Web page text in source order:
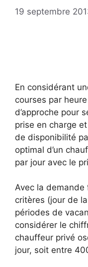
19 septembre
En considérant
courses par
d’approche pour
prise en charge
de disponibilité
optimal d’un
par jour avec le
Avec la
critères (jour de
périodes de
considérer le
chauffeur privé
jour, soit entre